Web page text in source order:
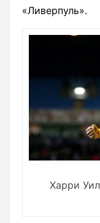
«Ливерпуль».
Харри